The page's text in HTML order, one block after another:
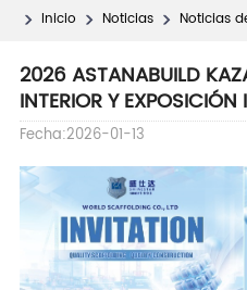
Inicio Noticias Noticias
2026 ASTANABUILD
INTERIOR Y EXPOSICIÓN
Fecha:2026-01-13